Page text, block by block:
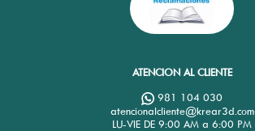
ATENCION AL CLIENTE
981 104 030
atencionalcliente@krear3d.com
LU-VIE DE 9:00 AM a 6:00 PM